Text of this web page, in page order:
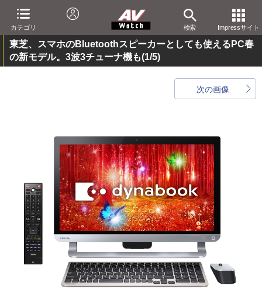
カテゴリ 検索 Impressサイト
東芝、スマホのBluetoothスピーカーとしても使えるPC春
の新モデル。3波3チューナ機も(1/5)
次の画像